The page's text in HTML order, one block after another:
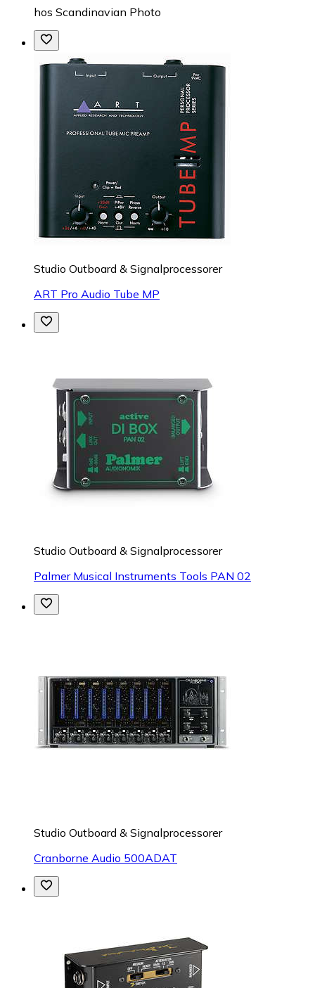
hos Scandinavian Photo
Studio Outboard & Signalprocessorer
ART Pro Audio Tube MP
Studio Outboard & Signalprocessorer
Palmer Musical Instruments Tools PAN 02
Studio Outboard & Signalprocessorer
Cranborne Audio 500ADAT